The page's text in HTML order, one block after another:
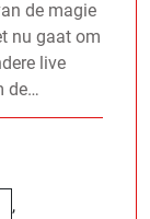
de magie
nu gaat om
live
de…
,